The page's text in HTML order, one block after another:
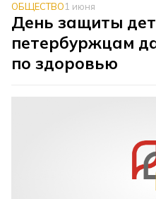
ОБЩЕСТВО1 июня
День защиты
петербуржцам
по здоровью